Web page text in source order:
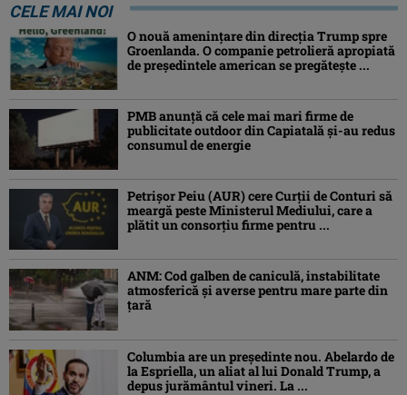
CELE MAI NOI
O nouă amenințare din direcția Trump spre
Groenlanda. O companie petrolieră apropiată
de președintele american se pregătește ...
PMB anunță că cele mai mari firme de
publicitate outdoor din Capiatală și-au redus
consumul de energie
Petrişor Peiu (AUR) cere Curții de Conturi să
meargă peste Ministerul Mediului, care a
plătit un consorţiu firme pentru ...
ANM: Cod galben de caniculă, instabilitate
atmosferică și averse pentru mare parte din
țară
Columbia are un președinte nou. Abelardo de
la Espriella, un aliat al lui Donald Trump, a
depus jurământul vineri. La ...